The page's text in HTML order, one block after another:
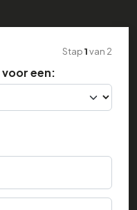
Stap1van 2
een: